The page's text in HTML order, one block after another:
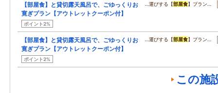
【部屋食】と貸切露天風呂で、ごゆっくりお
寛ぎプラン【アウトレットクーポン付】
ポイント2%
…運びする【部屋食】プラン…
【部屋食】と貸切露天風呂で、ごゆっくりお
寛ぎプラン【アウトレットクーポン付】
ポイント2%
…運びする【部屋食】プラン…
この施